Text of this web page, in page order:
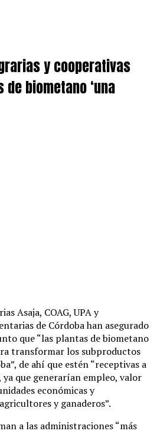
y cooperativas
biometano ‘una
Asaja, COAG, UPA y
de Córdoba han asegurado
que “las plantas de biometano
transformar los subproductos
de ahí que estén “receptivas a
que generarían empleo, valor
económicas y
y ganaderos”.
a las administraciones “más